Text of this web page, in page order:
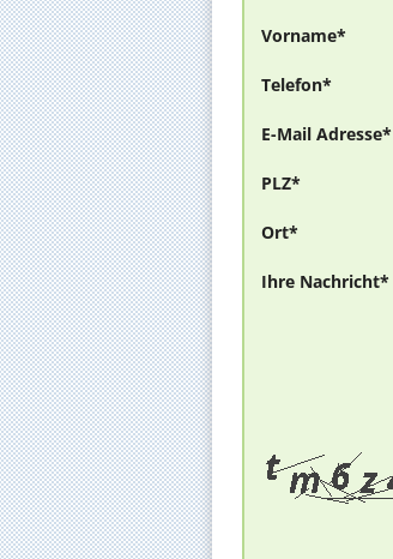
Vorname*
Telefon*
E-Mail Adresse*
PLZ*
Ort*
Ihre Nachricht*